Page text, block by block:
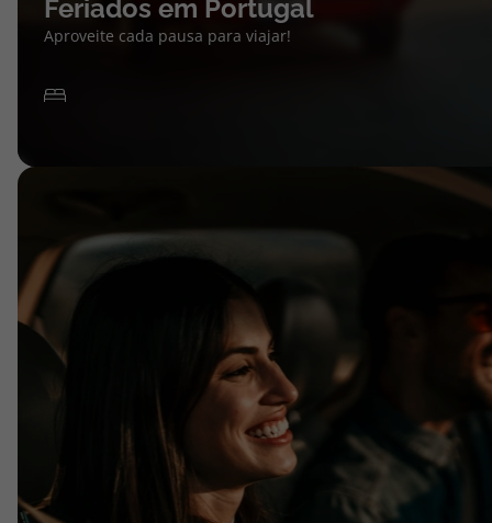
Feriados em Portugal
Aproveite cada pausa para viajar!